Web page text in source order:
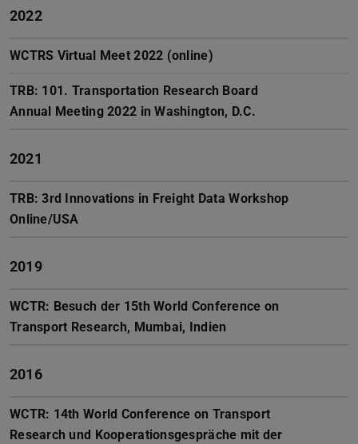
2022
WCTRS Virtual Meet 2022 (online)
TRB: 101. Transportation Research Board
Annual Meeting 2022 in Washington, D.C.
2021
TRB: 3rd Innovations in Freight Data Workshop
Online/USA
2019
WCTR: Besuch der 15th World Conference on
Transport Research, Mumbai, Indien
2016
WCTR: 14th World Conference on Transport
Research und Kooperationsgespräche mit der